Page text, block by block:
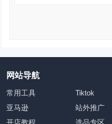
网站导航
常用工具 Tiktok
亚马逊
站外推广
开店教程
选品专区